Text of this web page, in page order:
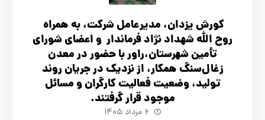
کورش یزدان، مدیرعامل شرکت، به همراه
روح الله شهداد نژاد فرماندار و اعضای شورای
تأ‌مین شهرستان،راور با حضور در معدن
زغال‌سنگ همکار، از نزدیک در جریان روند
تولید، وضعیت فعالیت کارگران و مسائل
موجود قرار گرفتند.
۶ مرداد ۱۴۰۵